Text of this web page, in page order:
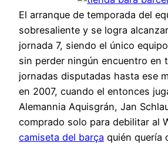
El arranque de temporada del
sobresaliente y se logra
jornada 7, siendo el único
sin perder ningún encuentro en
jornadas disputadas hasta ese
en 2007, cuando el entonces
Alemannia Aquisgrán, Jan
comprado solo para debilitar al
camiseta del barça quién quería